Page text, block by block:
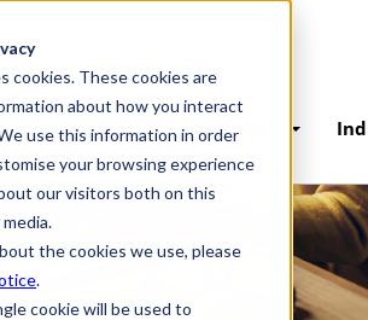
cookies. These cookies are
about how you interact
use this information in order
your browsing experience
our visitors both on this
the cookies we use, please
.
cookie will be used to
Plattform Løsninger
om
ned PDF